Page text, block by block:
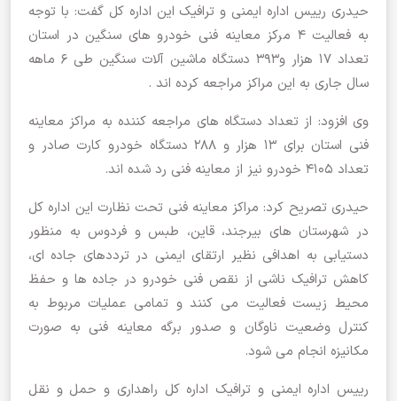
حیدری رییس اداره ایمنی و ترافیک این اداره کل گفت: با توجه
به فعالیت 4 مرکز معاینه فنی خودرو های سنگین در استان
تعداد ۱۷ هزار و۳۹۳ دستگاه ماشین آلات سنگین طی ۶ ماهه
سال جاری به این مراکز مراجعه کرده اند .
وی افزود: از تعداد دستگاه های مراجعه کننده به مراکز معاینه
فنی استان برای ۱۳ هزار و ۲۸۸ دستگاه خودرو کارت صادر و
تعداد ۴۱۰۵ خودرو نیز از معاینه فنی رد شده اند.
حیدری تصریح کرد: مراکز معاینه فنی تحت نظارت این اداره کل
در شهرستان های بیرجند، قاین، طبس و فردوس به منظور
دستیابی به اهدافی نظیر ارتقای ایمنی در ترددهای جاده ای،
کاهش ترافیک ناشی از نقص فنی خودرو در جاده ها و حفظ
محیط زیست فعالیت می کنند و تمامی عملیات مربوط به
کنترل وضعیت ناوگان و صدور برگه معاینه فنی به صورت
مکانیزه انجام می شود.
رییس اداره ایمنی و ترافیک اداره کل راهداری و حمل و نقل